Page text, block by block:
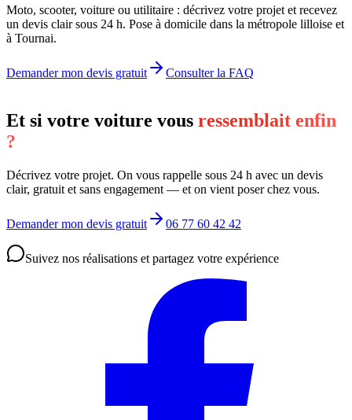
Moto, scooter, voiture ou utilitaire : décrivez votre projet et recevez
un devis clair sous 24 h. Pose à domicile dans la métropole lilloise et
à Tournai.
Demander mon devis gratuit Consulter la FAQ
Et si votre voiture vous ressemblait enfin
?
Décrivez votre projet. On vous rappelle sous 24 h avec un devis
clair, gratuit et sans engagement — et on vient poser chez vous.
Demander mon devis gratuit 06 77 60 42 42
Suivez nos réalisations et partagez votre expérience